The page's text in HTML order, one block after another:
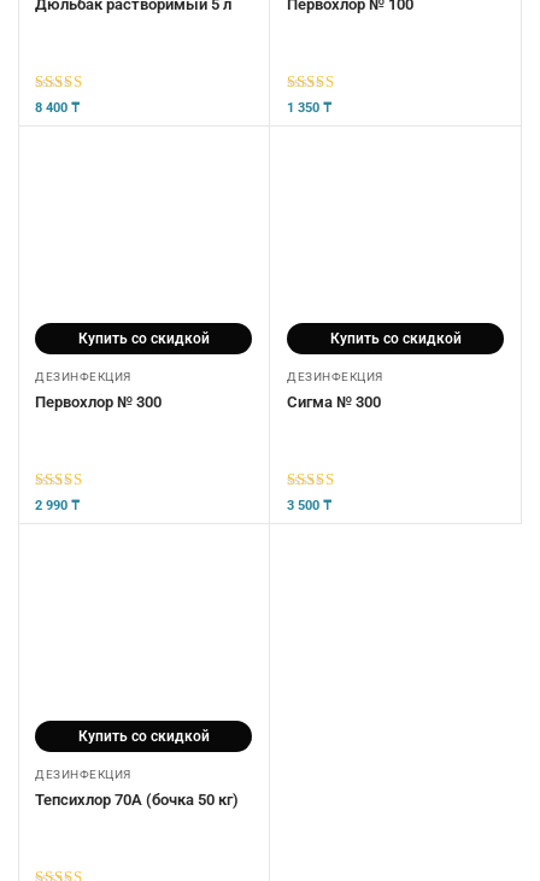
Дюльбак растворимый 5 л
5 из 5
8 400 ₸
Первохлор № 100
5 из 5
1 350 ₸
Купить со скидкой
ДЕЗИНФЕКЦИЯ
Первохлор № 300
5 из 5
2 990 ₸
Купить со скидкой
ДЕЗИНФЕКЦИЯ
Сигма № 300
5 из 5
3 500 ₸
Купить со скидкой
ДЕЗИНФЕКЦИЯ
Тепсихлор 70А (бочка 50 кг)